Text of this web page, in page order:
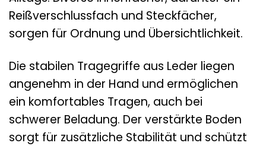
Reißverschlussfach und Steckfächer,
sorgen für Ordnung und Übersichtlichkeit.
Die stabilen Tragegriffe aus Leder liegen
angenehm in der Hand und ermöglichen
ein komfortables Tragen, auch bei
schwerer Beladung. Der verstärkte Boden
sorgt für zusätzliche Stabilität und schützt